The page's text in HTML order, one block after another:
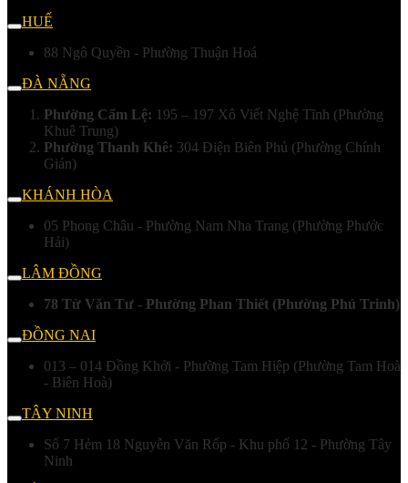
HUẾ
88 Ngô Quyền - Phường Thuận Hoá
ĐÀ NẴNG
Phường Cẩm Lệ: 195 – 197 Xô Viết Nghệ Tĩnh (Phường
Khuê Trung)
Phường Thanh Khê: 304 Điện Biên Phủ (Phường Chính
Gián)
KHÁNH HÒA
05 Phong Châu - Phường Nam Nha Trang (Phường Phước
Hải)
LÂM ĐỒNG
78 Từ Văn Tư - Phường Phan Thiết (Phường Phú Trinh)
ĐỒNG NAI
013 – 014 Đồng Khởi - Phường Tam Hiệp (Phường Tam Hoà
- Biên Hoà)
TÂY NINH
Số 7 Hẻm 18 Nguyễn Văn Rốp - Khu phố 12 - Phường Tây
Ninh